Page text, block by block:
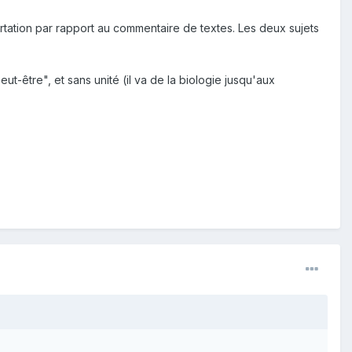
a trouvé que la dernière surpassait l’autre de
des résultats très différents, qu’il eût aperçu que l’homme
par rapport au commentaire de textes. Les deux sujets
être", et sans unité (il va de la biologie jusqu'aux